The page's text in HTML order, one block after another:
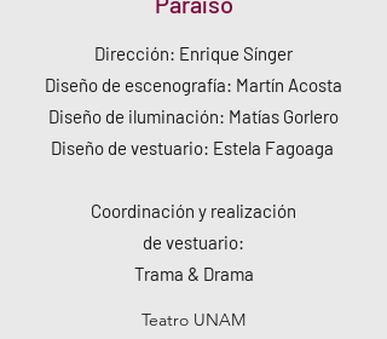
Dirección: Enrique Sínger
Diseño de escenografía: Martín Acosta
Diseño de iluminación: Matías Gorlero
Diseño de vestuario: Estela Fagoaga
Coordinación y realización
de vestuario:
Trama & Drama
Teatro UNAM